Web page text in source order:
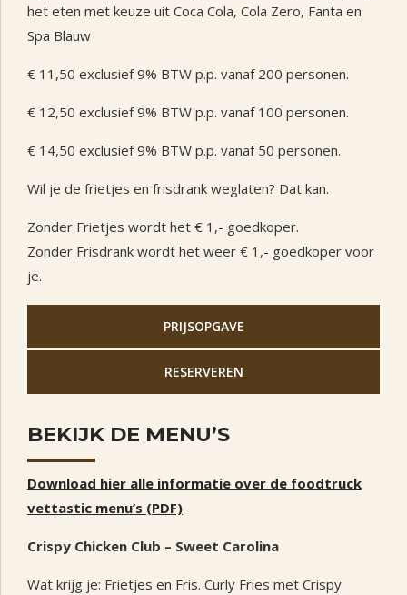
het eten met keuze uit Coca Cola, Cola Zero, Fanta en
Spa Blauw
€ 11,50 exclusief 9% BTW p.p. vanaf 200 personen.
€ 12,50 exclusief 9% BTW p.p. vanaf 100 personen.
€ 14,50 exclusief 9% BTW p.p. vanaf 50 personen.
Wil je de frietjes en frisdrank weglaten? Dat kan.
Zonder Frietjes wordt het € 1,- goedkoper.
Zonder Frisdrank wordt het weer € 1,- goedkoper voor
je.
PRIJSOPGAVE
RESERVEREN
BEKIJK DE MENU’S
Download hier alle informatie over de foodtruck
vettastic menu’s (PDF)
Crispy Chicken Club – Sweet Carolina
Wat krijg je: Frietjes en Fris. Curly Fries met Crispy